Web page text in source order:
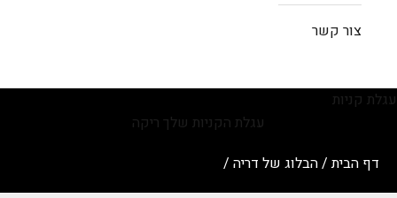
צור קשר
עגלת קניות
עגלת הקניות שלך ריקה
דף הבית /הבלוג של דריה /